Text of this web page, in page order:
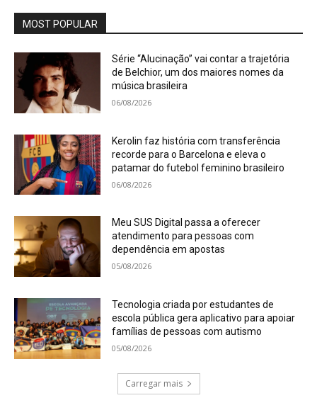
MOST POPULAR
Série “Alucinação” vai contar a trajetória
de Belchior, um dos maiores nomes da
música brasileira
06/08/2026
Kerolin faz história com transferência
recorde para o Barcelona e eleva o
patamar do futebol feminino brasileiro
06/08/2026
Meu SUS Digital passa a oferecer
atendimento para pessoas com
dependência em apostas
05/08/2026
Tecnologia criada por estudantes de
escola pública gera aplicativo para apoiar
famílias de pessoas com autismo
05/08/2026
Carregar mais